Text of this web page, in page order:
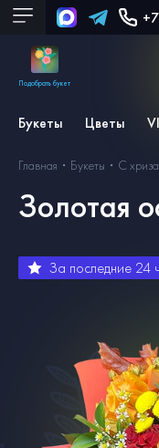
Подобрать букет
Букеты Цветы
Главная Букеты С
Золотая
За последние 24